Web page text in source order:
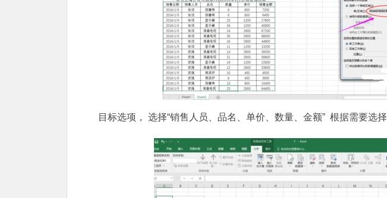
目标选项， 选择“销售人员、品名、单价、数量、金额” 根据需要选择